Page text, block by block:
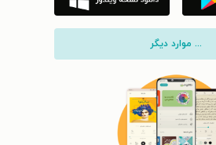
... موارد دیگر